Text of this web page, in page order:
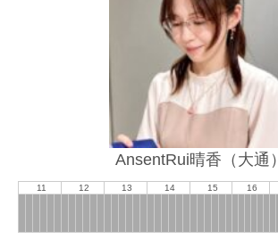
AnsentRui晴香（大通）
11 12 13 14 15 16